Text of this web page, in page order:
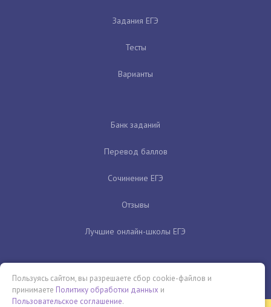
Задания ЕГЭ
Тесты
Варианты
Банк заданий
Перевод баллов
Сочинение ЕГЭ
Отзывы
Лучшие онлайн-школы ЕГЭ
Пользуясь сайтом, вы разрешаете сбор cookie-файлов и
принимаете Политику обработки данных и
Пользовательское соглашение.